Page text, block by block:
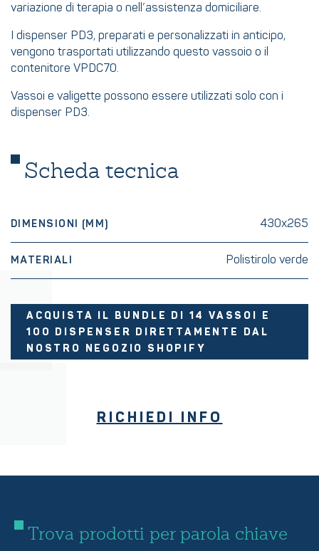
variazione di terapia o nell’assistenza domiciliare.
I dispenser PD3, preparati e personalizzati in anticipo,
vengono trasportati utilizzando questo vassoio o il
contenitore VPDC70.
Vassoi e valigette possono essere utilizzati solo con i
dispenser PD3.
Scheda tecnica
DIMENSIONI (MM) 430x265
MATERIALI Polistirolo verde
ACQUISTA IL BUNDLE DI 14 VASSOI E
100 DISPENSER DIRETTAMENTE DAL
NOSTRO NEGOZIO SHOPIFY
RICHIEDI INFO
Trova prodotti per parola chiave